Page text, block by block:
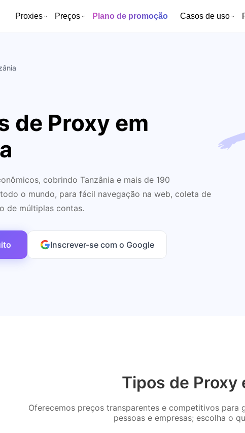
Proxies Preços Plano de promoção Casos de uso
de Proxy em
cobrindo Tanzânia e mais de 190
o mundo, para fácil navegação na web, coleta de
de múltiplas contas.
Inscrever-se com o Google
Tipos de Proxy
Oferecemos preços transparentes e competitivos
pessoas e empresas; escolha o